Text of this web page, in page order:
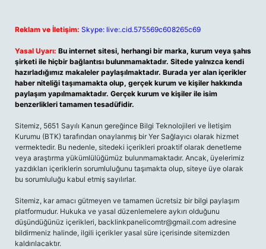
Reklam ve İletişim: Skype: live:.cid.575569c608265c69
Yasal Uyarı: Bu internet sitesi, herhangi bir marka, kurum veya şahıs
şirketi ile hiçbir bağlantısı bulunmamaktadır. Sitede yalnızca kendi
hazırladığımız makaleler paylaşılmaktadır. Burada yer alan içerikler
haber niteliği taşımamakta olup, gerçek kurum ve kişiler hakkında
paylaşım yapılmamaktadır. Gerçek kurum ve kişiler ile isim
benzerlikleri tamamen tesadüfidir.
Sitemiz, 5651 Sayılı Kanun gereğince Bilgi Teknolojileri ve İletişim
Kurumu (BTK) tarafından onaylanmış bir Yer Sağlayıcı olarak hizmet
vermektedir. Bu nedenle, sitedeki içerikleri proaktif olarak denetleme
veya araştırma yükümlülüğümüz bulunmamaktadır. Ancak, üyelerimiz
yazdıkları içeriklerin sorumluluğunu taşımakta olup, siteye üye olarak
bu sorumluluğu kabul etmiş sayılırlar.
Sitemiz, kar amacı gütmeyen ve tamamen ücretsiz bir bilgi paylaşım
platformudur. Hukuka ve yasal düzenlemelere aykırı olduğunu
düşündüğünüz içerikleri, backlinkpanelicomtr@gmail.com adresine
bildirmeniz halinde, ilgili içerikler yasal süre içerisinde sitemizden
kaldırılacaktır.